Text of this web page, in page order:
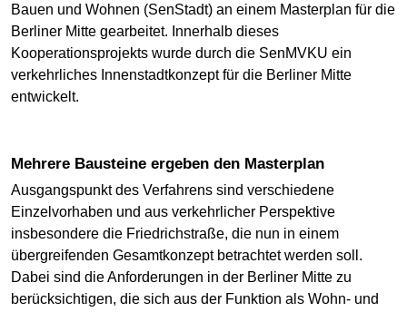
Bauen und Wohnen (SenStadt) an einem Masterplan für die
Berliner Mitte gearbeitet. Innerhalb dieses
Kooperationsprojekts wurde durch die SenMVKU ein
verkehrliches Innenstadtkonzept für die Berliner Mitte
entwickelt.
Mehrere Bausteine ergeben den Masterplan
Ausgangspunkt des Verfahrens sind verschiedene
Einzelvorhaben und aus verkehrlicher Perspektive
insbesondere die Friedrichstraße, die nun in einem
übergreifenden Gesamtkonzept betrachtet werden soll.
Dabei sind die Anforderungen in der Berliner Mitte zu
berücksichtigen, die sich aus der Funktion als Wohn- und